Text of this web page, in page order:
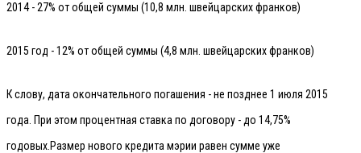
2014 - 27% от общей суммы (10,8 млн. швейцарских франков)
2015 год - 12% от общей суммы (4,8 млн. швейцарских франков)
К слову, дата окончательного погашения - не позднее 1 июля 2015
года. При этом процентная ставка по договору - до 14,75%
годовых.Размер нового кредита мэрии равен сумме уже